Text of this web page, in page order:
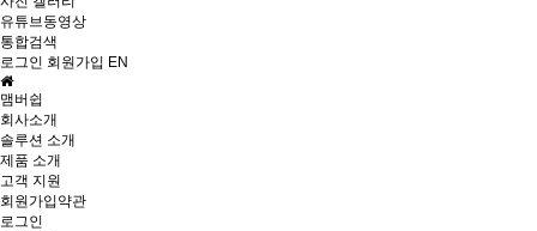
유튜브동영상
통합검색
로그인 회원가입 EN
맴버쉽
회사소개
솔루션 소개
제품 소개
고객 지원
회원가입약관
로그인